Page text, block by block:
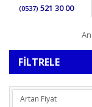
(0537) 521 30 00
FILTRELE